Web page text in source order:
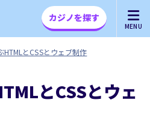
MENU
カジノを探す
とCSSとウェブ制作
とCSSとウェ